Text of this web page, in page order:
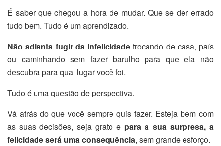
É saber que chegou a hora de mudar. Que se der errado
tudo bem. Tudo é um aprendizado.
Não adianta fugir da infelicidade trocando de casa, país
ou caminhando sem fazer barulho para que ela não
descubra para qual lugar você foi.
Tudo é uma questão de perspectiva.
Vá atrás do que você sempre quis fazer. Esteja bem com
as suas decisões, seja grato e para a sua surpresa, a
felicidade será uma consequência, sem grande esforço.